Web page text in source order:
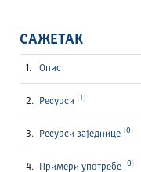
САЖЕТАК
Опис
Ресурси 1
Ресурси заједнице 0
Примери употребе 0